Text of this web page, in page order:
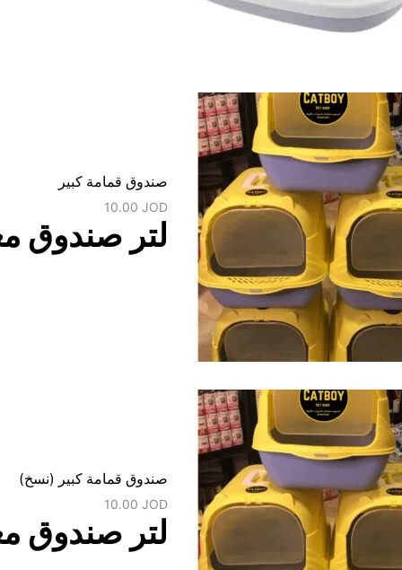
صندوق قمامة كبير
10.00 JOD
لتر صندوق
صندوق قمامة كبير (نسخ)
10.00 JOD
لتر صندوق